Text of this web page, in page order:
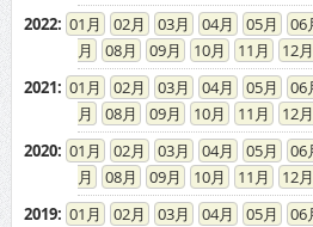
2022: 01 02 03 04 05 06
08
09 10 11
12
2021: 01 02 03 04 05 06
08
09 10 11
12
2020: 01 02 03 04 05 06
08
09 10 11
12
2019: 01 02 03 04 05 06